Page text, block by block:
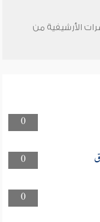
الأرشيفية من
0
0
0